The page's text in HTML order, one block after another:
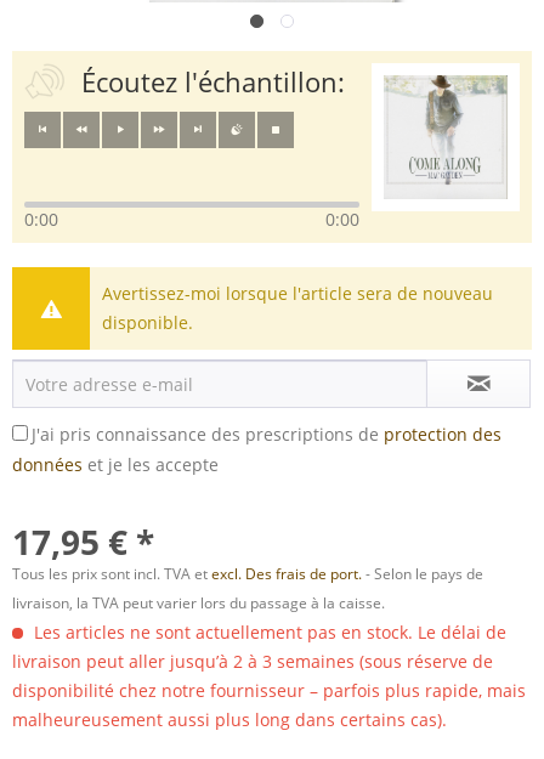
Écoutez l'échantillon:
0:00 0:00
Avertissez-moi lorsque l'article sera de nouveau
disponible.
J'ai pris connaissance des prescriptions de protection des
données et je les accepte
17,95 € *
Tous les prix sont incl. TVA etexcl. Des frais de port.- Selon le pays de
livraison, la TVA peut varier lors du passage à la caisse.
Les articles ne sont actuellement pas en stock. Le délai de
livraison peut aller jusqu’à 2 à 3 semaines (sous réserve de
disponibilité chez notre fournisseur – parfois plus rapide, mais
malheureusement aussi plus long dans certains cas).